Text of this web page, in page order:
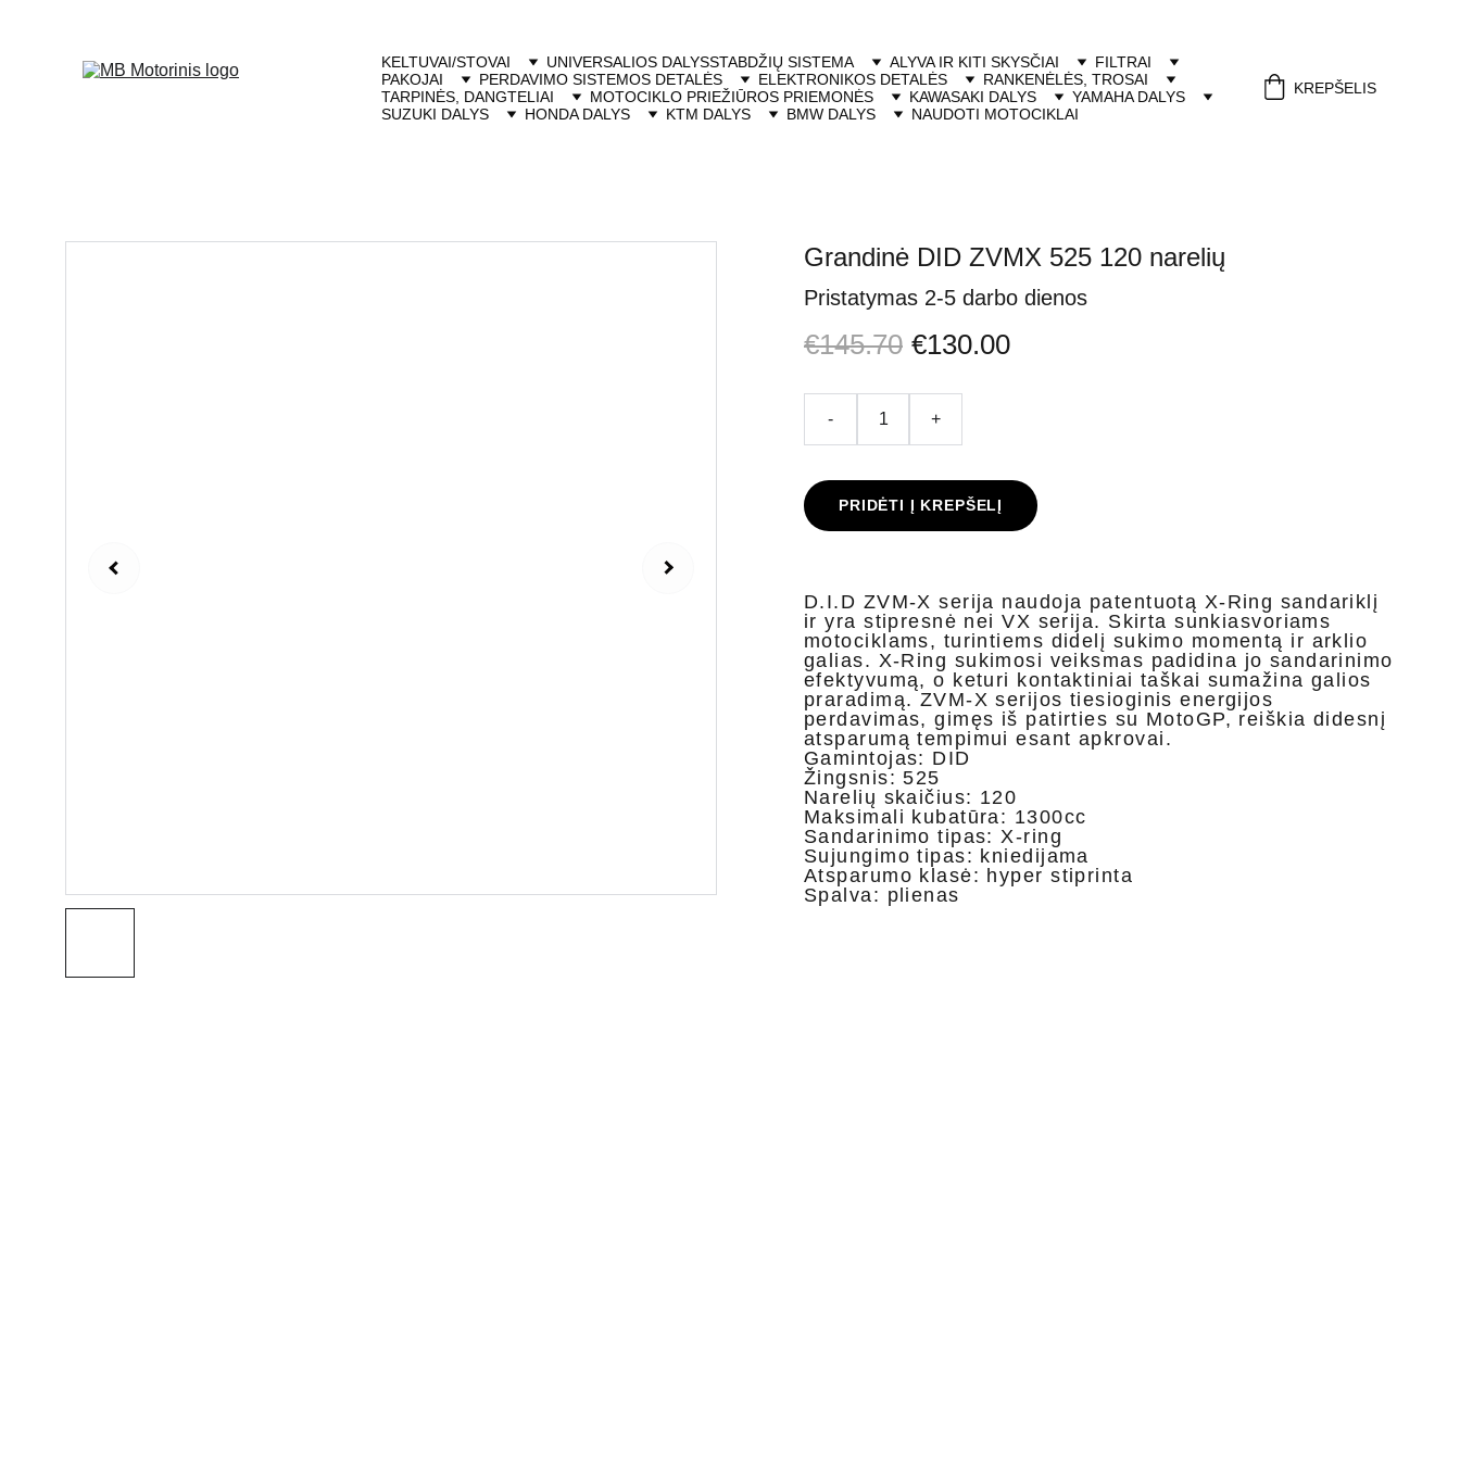
KELTUVAI/STOVAI UNIVERSALIOS DALYSSTABDŽIŲ SISTEMA ALYVA IR KITI SKYSČIAI
FILTRAI
PAKOJAI
PERDAVIMO SISTEMOS DETALĖS ELEKTRONIKOS DETALĖS
RANKENĖLĖS, TROSAI
TARPINĖS, DANGTELIAI
MOTOCIKLO PRIEŽIŪROS PRIEMONĖS KAWASAKI DALYS
YAMAHA DALYS
SUZUKI DALYS
HONDA DALYS KTM DALYS BMW DALYS NAUDOTI MOTOCIKLAI
KREPŠELIS
Grandinė DID ZVMX 525 120 narelių
Pristatymas 2-5 darbo dienos
€145.70 €130.00
- +
PRIDĖTI Į KREPŠELĮ
D.I.D ZVM-X serija naudoja patentuotą X-Ring sandariklį
ir yra stipresnė nei VX serija. Skirta sunkiasvoriams
motociklams, turintiems didelį sukimo momentą ir arklio
galias. X-Ring sukimosi veiksmas padidina jo sandarinimo
efektyvumą, o keturi kontaktiniai taškai sumažina galios
praradimą. ZVM-X serijos tiesioginis energijos
perdavimas, gimęs iš patirties su MotoGP, reiškia didesnį
atsparumą tempimui esant apkrovai.
Gamintojas: DID
Žingsnis: 525
Narelių skaičius: 120
Maksimali kubatūra: 1300cc
Sandarinimo tipas: X-ring
Sujungimo tipas: kniedijama
Atsparumo klasė: hyper stiprinta
Spalva: plienas